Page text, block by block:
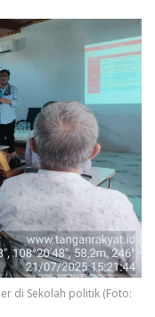
di Sekolah politik (Foto: